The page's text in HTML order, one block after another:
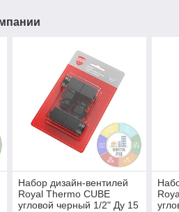
Набор дизайн-вентилей
Royal Thermo CUBE
угловой черный 1/2" Ду 15